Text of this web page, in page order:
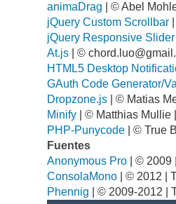
animaDrag | © Abel
jQuery Custom Scrollbar
jQuery Responsive Slider
At.js | ©
HTML5 Desktop
GAuth Code Generator/
Dropzone.js | © Matias
Minify | © Matthias
PHP-Punycode | © True
Fuentes
Anonymous Pro | © 2009
ConsolaMono | © 2012 |
Phennig | © 2009-2012 |